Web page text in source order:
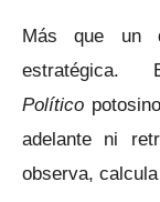
Más que un
Político
adelante ni
observa,